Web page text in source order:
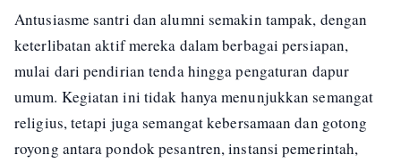
Antusiasme santri dan alumni semakin tampak, dengan
keterlibatan aktif mereka dalam berbagai persiapan,
mulai dari pendirian tenda hingga pengaturan dapur
umum. Kegiatan ini tidak hanya menunjukkan semangat
religius, tetapi juga semangat kebersamaan dan gotong
royong antara pondok pesantren, instansi pemerintah,